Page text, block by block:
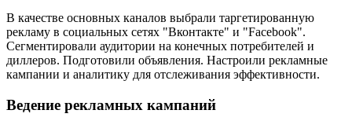
В качестве основных каналов выбрали таргетированную
рекламу в социальных сетях "Вконтакте" и "Facebook".
Сегментировали аудитории на конечных потребителей и
диллеров. Подготовили объявления. Настроили рекламные
кампании и аналитику для отслеживания эффективности.
Ведение рекламных кампаний